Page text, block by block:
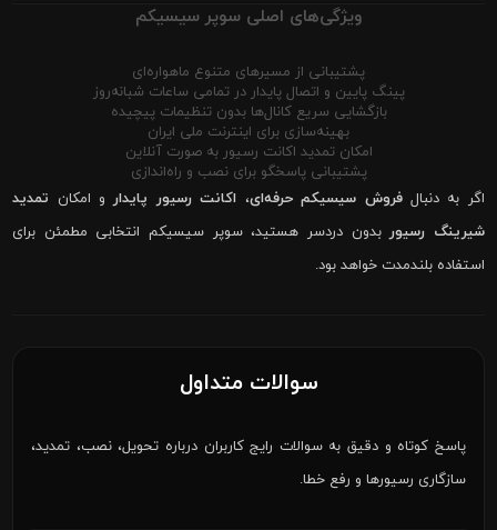
ویژگی‌های اصلی سوپر سیسیکم
پشتیبانی از مسیرهای متنوع ماهواره‌ای
پینگ پایین و اتصال پایدار در تمامی ساعات شبانه‌روز
بازگشایی سریع کانال‌ها بدون تنظیمات پیچیده
بهینه‌سازی برای اینترنت ملی ایران
امکان تمدید اکانت رسیور به صورت آنلاین
پشتیبانی پاسخگو برای نصب و راه‌اندازی
اگر به دنبالفروش سیسیکم حرفه‌ای، اکانت رسیور پایدارو امکان تمدید
شیرینگ رسیوربدون دردسر هستید، سوپر سیسیکم انتخابی مطمئن برای
استفاده بلندمدت خواهد بود.
سوالات متداول
پاسخ کوتاه و دقیق به سوالات رایج کاربران درباره تحویل، نصب، تمدید،
سازگاری رسیورها و رفع خطا.